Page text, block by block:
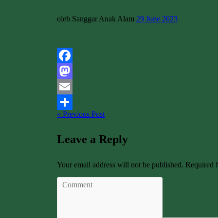
oleh Sanggar Anak Alam 29 June 2023
Facebook
Mastodon
Email
Share
« Previous Post
Leave a Reply
Your email address will not be published. Required